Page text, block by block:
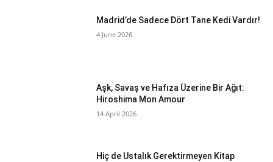
Madrid’de Sadece Dört Tane Kedi Vardır!
4 June 2026
Aşk, Savaş ve Hafıza Üzerine Bir Ağıt:
Hiroshima Mon Amour
14 April 2026
Hiç de Ustalık Gerektirmeyen Kitap